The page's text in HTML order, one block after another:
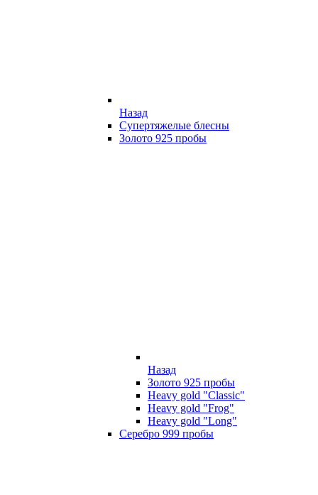
Назад
Супертяжелые блесны
Золото 925 пробы
Назад
Золото 925 пробы
Heavy gold "Classic"
Heavy gold "Frog"
Heavy gold "Long"
Серебро 999 пробы